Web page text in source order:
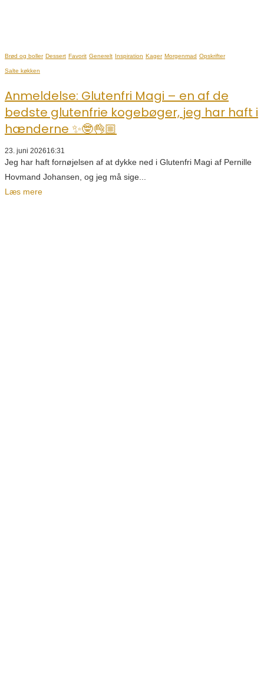
Brød og boller Dessert Favorit Generelt Inspiration Kager Morgenmad Opskrifter
Salte køkken
Anmeldelse: Glutenfri Magi – en af de
bedste glutenfrie kogebøger, jeg har haft i
hænderne ✨🤓👌🏼
23. juni 202616:31
Jeg har haft fornøjelsen af at dykke ned i Glutenfri Magi af Pernille
Hovmand Johansen, og jeg må sige...
Læs mere